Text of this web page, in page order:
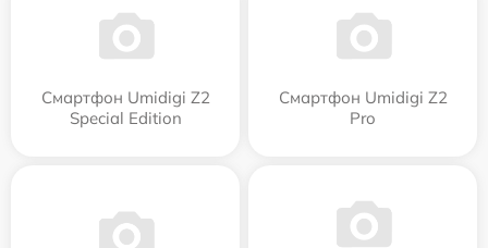
Смартфон Umidigi Z2
Special Edition
Смартфон Umidigi Z2
Pro